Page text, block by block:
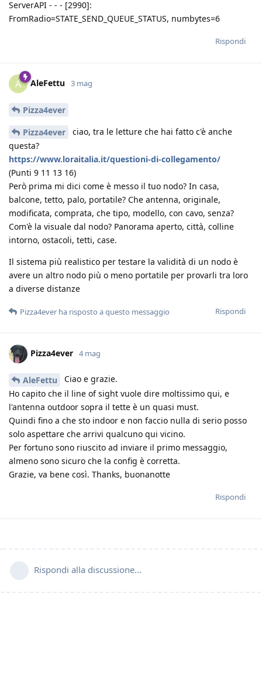
ServerAPI - - - [2990]:
FromRadio=STATE_SEND_QUEUE_STATUS, numbytes=6
Rispondi
A AleFettu 3 mag
Pizza4ever
Pizza4ever
ciao, tra le letture che hai fatto c'è anche
questa?
https://www.loraitalia.it/questioni-di-collegamento/
(Punti 9 11 13 16)
Però prima mi dici come è messo il tuo nodo? In casa,
balcone, tetto, palo, portatile? Che antenna, originale,
modificata, comprata, che tipo, modello, con cavo, senza?
Com'è la visuale dal nodo? Panorama aperto, città, colline
intorno, ostacoli, tetti, case.
Il sistema più realistico per testare la validità di un nodo è
avere un altro nodo più o meno portatile per provarli tra loro
a diverse distanze
Rispondi
Pizza4ever ha risposto a questo messaggio
Pizza4ever 4 mag
AleFettu
Ciao e grazie.
Ho capito che il line of sight vuole dire moltissimo qui, e
l'antenna outdoor sopra il tette è un quasi must.
Quindi fino a che sto indoor e non faccio nulla di serio posso
solo aspettare che arrivi qualcuno qui vicino.
Per fortuno sono riuscito ad inviare il primo messaggio,
almeno sono sicuro che la config è corretta.
Grazie, va bene così. Thanks, buonanotte
Rispondi
Rispondi alla discussione...